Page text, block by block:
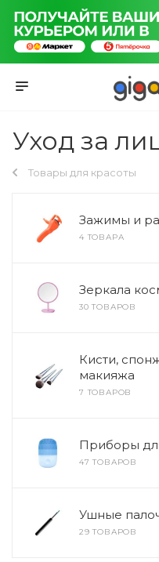
Уход за
Товары для красоты
Зажимы и
4 ТОВАРА
Зеркала
30 ТОВАРОВ
Кисти,
макияжа
7 ТОВАРОВ
Приборы
47 ТОВАРОВ
Ушные
29 ТОВАРОВ